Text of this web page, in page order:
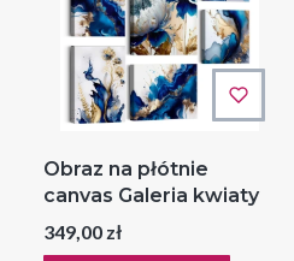
Obraz na płótnie
canvas Galeria kwiaty
Cena
349,00 zł